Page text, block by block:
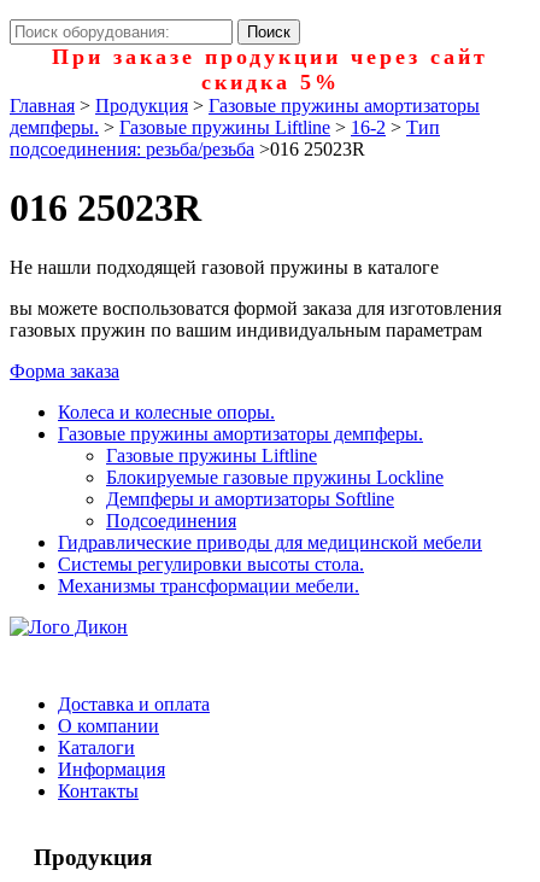
При заказе продукции через сайт
скидка 5%
Главная > Продукция > Газовые пружины амортизаторы
демпферы. > Газовые пружины Liftline > 16-2 > Тип
подсоединения: резьба/резьба >016 25023R
016 25023R
Не нашли подходящей газовой пружины в каталоге
вы можете воспользоватся формой заказа для изготовления
газовых пружин по вашим индивидуальным параметрам
Форма заказа
Колеса и колесные опоры.
Газовые пружины амортизаторы демпферы.
Газовые пружины Liftline
Блокируемые газовые пружины Lockline
Демпферы и амортизаторы Softline
Подсоединения
Гидравлические приводы для медицинской мебели
Системы регулировки высоты стола.
Механизмы трансформации мебели.
Доставка и оплата
О компании
Каталоги
Информация
Контакты
Продукция